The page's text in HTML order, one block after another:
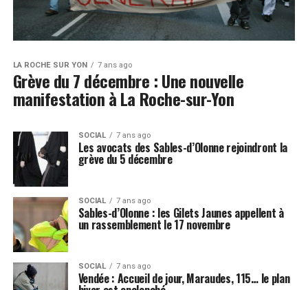
LA ROCHE SUR YON 7 ans ago
Grève du 7 décembre : Une nouvelle
manifestation à La Roche-sur-Yon
SOCIAL 7 ans ago
Les avocats des Sables-d’Olonne rejoindront la
grève du 5 décembre
SOCIAL 7 ans ago
Sables-d’Olonne : les Gilets Jaunes appellent à
un rassemblement le 17 novembre
SOCIAL 7 ans ago
Vendée : Accueil de jour, Maraudes, 115… le plan